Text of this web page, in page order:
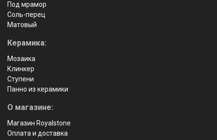
Под мрамор
Соль-перец
Матовый
Керамика:
Мозаика
Клинкер
Ступени
Панно из керамики
О магазине:
Магазин Royalstone
Оплата и доставка